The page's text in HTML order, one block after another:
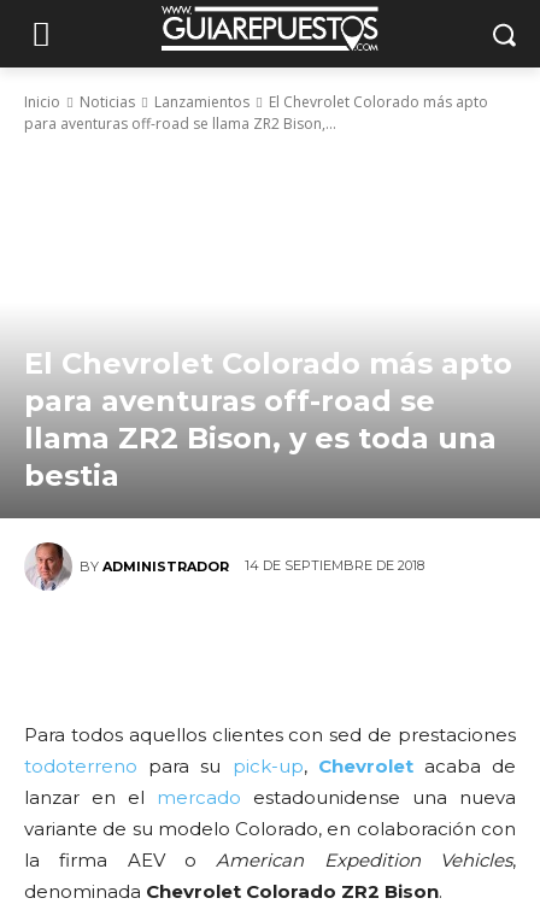
Inicio Noticias Lanzamientos
El Chevrolet Colorado más apto
para aventuras off-road se llama ZR2 Bison,...
El Chevrolet Colorado más apto
para aventuras off-road se
llama ZR2 Bison, y es toda una
bestia
BY ADMINISTRADOR 14 DE SEPTIEMBRE DE 2018
Para todos aquellos clientes con sed de prestaciones
todoterreno para su pick-up, Chevroletacaba de
lanzar en el
mercado estadounidense una nueva
variante de su modelo Colorado, en colaboración con
la firma AEV oAmerican Expedition Vehicles,
denominada Chevrolet Colorado ZR2 Bison.